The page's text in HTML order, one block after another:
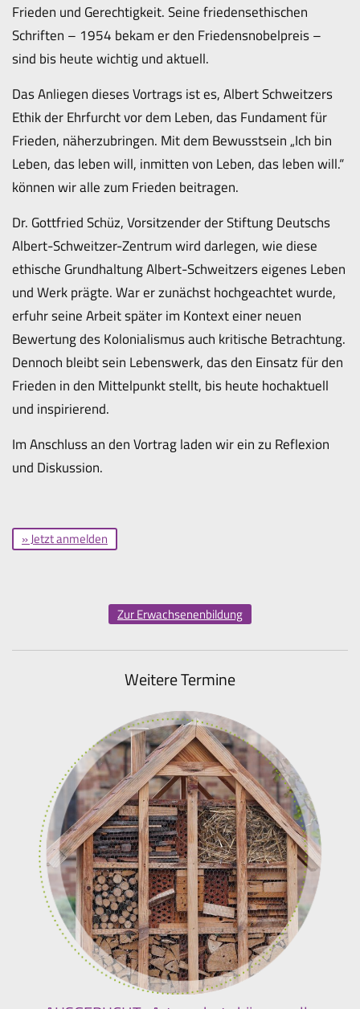
Frieden und Gerechtigkeit. Seine friedensethischen
Schriften – 1954 bekam er den Friedensnobelpreis –
sind bis heute wichtig und aktuell.
Das Anliegen dieses Vortrags ist es, Albert Schweitzers
Ethik der Ehrfurcht vor dem Leben, das Fundament für
Frieden, näherzubringen. Mit dem Bewusstsein „Ich bin
Leben, das leben will, inmitten von Leben, das leben will.“
können wir alle zum Frieden beitragen.
Dr. Gottfried Schüz, Vorsitzender der Stiftung Deutschs
Albert-Schweitzer-Zentrum wird darlegen, wie diese
ethische Grundhaltung Albert-Schweitzers eigenes Leben
und Werk prägte. War er zunächst hochgeachtet wurde,
erfuhr seine Arbeit später im Kontext einer neuen
Bewertung des Kolonialismus auch kritische Betrachtung.
Dennoch bleibt sein Lebenswerk, das den Einsatz für den
Frieden in den Mittelpunkt stellt, bis heute hochaktuell
und inspirierend.
Im Anschluss an den Vortrag laden wir ein zu Reflexion
und Diskussion.
» Jetzt anmelden
Zur Erwachsenenbildung
Weitere Termine